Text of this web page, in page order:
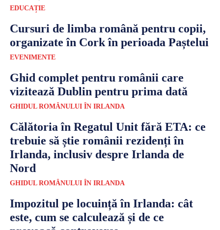
EDUCAȚIE
Cursuri de limba română pentru copii,
organizate în Cork în perioada Paștelui
EVENIMENTE
Ghid complet pentru românii care
vizitează Dublin pentru prima dată
GHIDUL ROMÂNULUI ÎN IRLANDA
Călătoria în Regatul Unit fără ETA: ce
trebuie să știe românii rezidenți în
Irlanda, inclusiv despre Irlanda de
Nord
GHIDUL ROMÂNULUI ÎN IRLANDA
Impozitul pe locuință în Irlanda: cât
este, cum se calculează și de ce